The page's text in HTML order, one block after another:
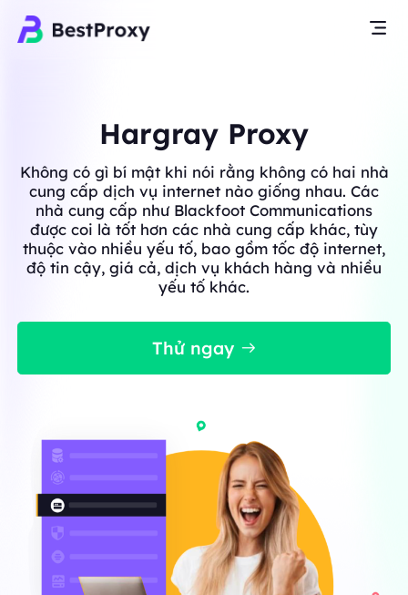
Hargray Proxy
Không có gì bí mật khi nói rằng không có hai nhà
cung cấp dịch vụ internet nào giống nhau. Các
nhà cung cấp như Blackfoot Communications
được coi là tốt hơn các nhà cung cấp khác, tùy
thuộc vào nhiều yếu tố, bao gồm tốc độ internet,
độ tin cậy, giá cả, dịch vụ khách hàng và nhiều
yếu tố khác.
Thử ngay